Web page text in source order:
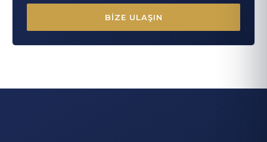
BIZE ULAŞIN